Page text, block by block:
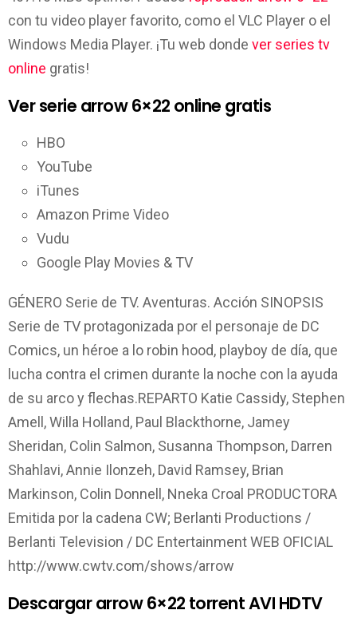
con tu video player favorito, como el VLC Player o el
Windows Media Player. ¡Tu web donde ver series tv
online gratis!
Ver serie arrow 6×22 online gratis
HBO
YouTube
iTunes
Amazon Prime Video
Vudu
Google Play Movies & TV
GÉNERO Serie de TV. Aventuras. Acción SINOPSIS
Serie de TV protagonizada por el personaje de DC
Comics, un héroe a lo robin hood, playboy de día, que
lucha contra el crimen durante la noche con la ayuda
de su arco y flechas.REPARTO Katie Cassidy, Stephen
Amell, Willa Holland, Paul Blackthorne, Jamey
Sheridan, Colin Salmon, Susanna Thompson, Darren
Shahlavi, Annie Ilonzeh, David Ramsey, Brian
Markinson, Colin Donnell, Nneka Croal PRODUCTORA
Emitida por la cadena CW; Berlanti Productions /
Berlanti Television / DC Entertainment WEB OFICIAL
http://www.cwtv.com/shows/arrow
Descargar arrow 6×22 torrent AVI HDTV